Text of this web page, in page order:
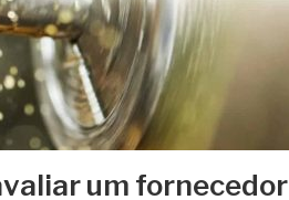
um fornecedor